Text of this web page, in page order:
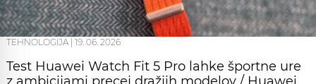
TEHNOLOGIJA 19. 06. 2026
Test Huawei Watch Fit 5 Pro lahke športne ure